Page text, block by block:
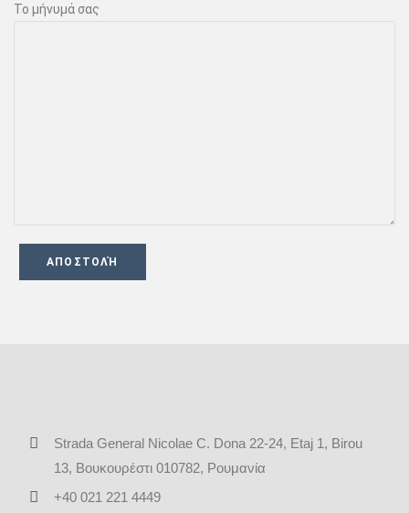
Το μήνυμά σας
Strada General Nicolae C. Dona 22-24, Εtaj 1, Birou
13, Βουκουρέστι 010782, Ρουμανία
+40 021 221 4449